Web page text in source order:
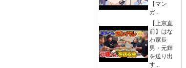
【マン
ガ...
【上京直
前】はな
わ家長
男・元輝
を送り出
す...